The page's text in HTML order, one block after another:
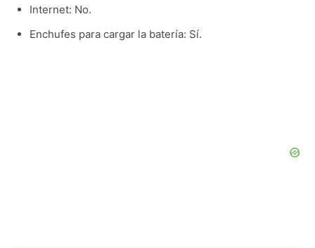
Internet: No.
Enchufes para cargar la batería: Sí.